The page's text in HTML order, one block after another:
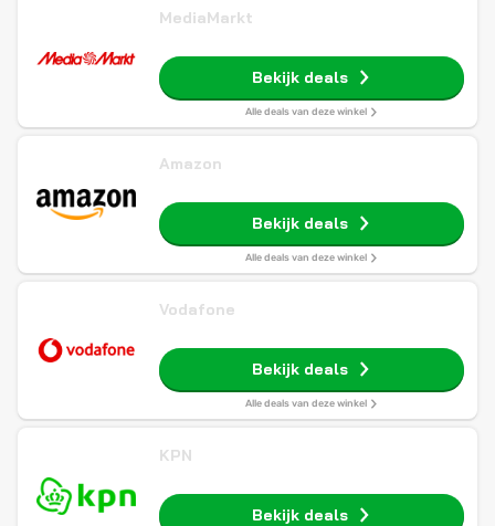
MediaMarkt
Bekijk deals
Alle deals van deze winkel
Amazon
Bekijk deals
Alle deals van deze winkel
Vodafone
Bekijk deals
Alle deals van deze winkel
KPN
Bekijk deals